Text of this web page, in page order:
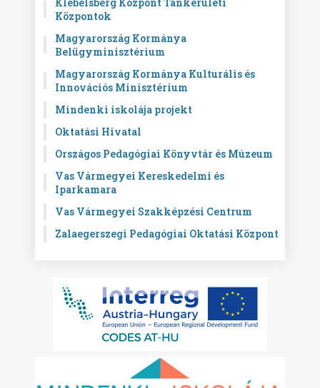
Központok
Magyarország Kormánya
Belügyminisztérium
Magyarország Kormánya Kulturális és
Innovációs Minisztérium
Mindenki iskolája projekt
Oktatási Hivatal
Országos Pedagógiai Könyvtár és Múzeum
Vas Vármegyei Kereskedelmi és
Iparkamara
Vas Vármegyei Szakképzési Centrum
Zalaegerszegi Pedagógiai Oktatási Központ